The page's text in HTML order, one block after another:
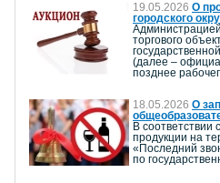
19.05.2026 О
городского
торгового
(далее –
позднее
18.05.2026 О
В
продукции на
«Последний
по